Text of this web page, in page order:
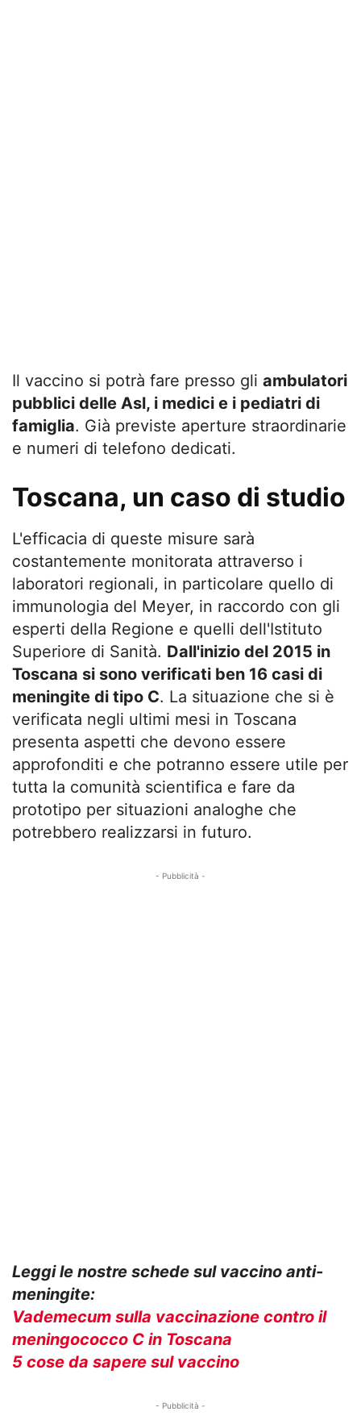
Il vaccino si potrà fare presso gli ambulatori
pubblici delle Asl, i medici e i pediatri di
famiglia. Già previste aperture straordinarie
e numeri di telefono dedicati.
Toscana, un caso di studio
L'efficacia di queste misure sarà
costantemente monitorata attraverso i
laboratori regionali, in particolare quello di
immunologia del Meyer, in raccordo con gli
esperti della Regione e quelli dell'Istituto
Superiore di Sanità. Dall'inizio del 2015 in
Toscana si sono verificati ben 16 casi di
meningite di tipo C. La situazione che si è
verificata negli ultimi mesi in Toscana
presenta aspetti che devono essere
approfonditi e che potranno essere utile per
tutta la comunità scientifica e fare da
prototipo per situazioni analoghe che
potrebbero realizzarsi in futuro.
- Pubblicità -
Leggi le nostre schede sul vaccino anti-
meningite:
Vademecum sulla vaccinazione contro il
meningococco C in Toscana
5 cose da sapere sul vaccino
- Pubblicità -